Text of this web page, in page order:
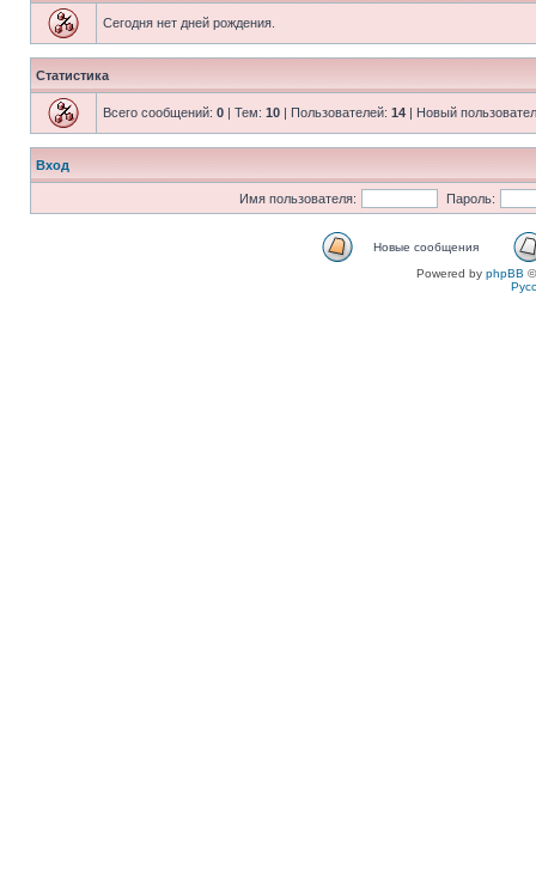
Сегодня нет дней рождения.
Статистика
Всего сообщений: 0 | Тем: 10 | Пользователей: 14 | Новый
Вход
Имя пользователя: Пароль:
Новые сообщения
Powered by phpBB